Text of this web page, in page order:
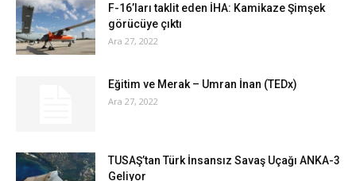
F-16’ları taklit eden İHA: Kamikaze Şimşek
görücüye çıktı
Ara 27, 2022
Eğitim ve Merak – Umran İnan (TEDx)
Ara 27, 2022
TUSAŞ’tan Türk İnsansız Savaş Uçağı ANKA-3
Geliyor